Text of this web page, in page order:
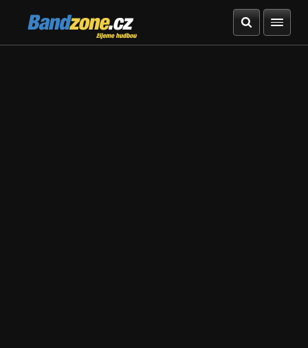
Bandzone.cz
žijeme hudbou